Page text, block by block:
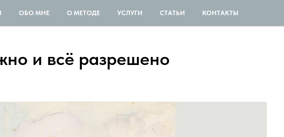
ОБО МНЕ О МЕТОДЕ УСЛУГИ СТАТЬИ КОНТАКТЫ
и всё разрешено